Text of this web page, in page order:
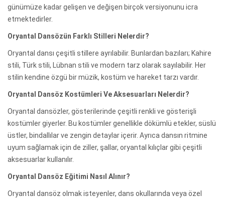
günümüze kadar gelişen ve değişen birçok versiyonunu icra
etmektedirler.
Oryantal Dansözün Farklı Stilleri Nelerdir?
Oryantal dansı çeşitli stillere ayrılabilir. Bunlardan bazıları; Kahire
stili, Türk stili, Lübnan stili ve modern tarz olarak sayılabilir. Her
stilin kendine özgü bir müzik, kostüm ve hareket tarzı vardır.
Oryantal Dansöz Kostümleri Ve Aksesuarları Nelerdir?
Oryantal dansözler, gösterilerinde çeşitli renkli ve gösterişli
kostümler giyerler. Bu kostümler genellikle dökümlü etekler, süslü
üstler, bindallılar ve zengin detaylar içerir. Ayrıca dansın ritmine
uyum sağlamak için de ziller, şallar, oryantal kılıçlar gibi çeşitli
aksesuarlar kullanılır.
Oryantal Dansöz Eğitimi Nasıl Alınır?
Oryantal dansöz olmak isteyenler, dans okullarında veya özel